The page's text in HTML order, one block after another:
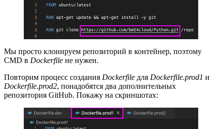
Мы просто клонируем репозиторий в контейнер, поэтому
CMD в Dockerfile не нужен.
Повторим процесс создания Dockerfile для Dockerfile.prod1 и
Dockerfile.prod2, понадобятся два дополнительных
репозитория GitHub. Покажу на скриншотах: